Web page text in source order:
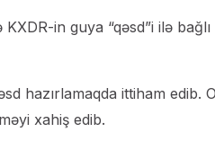
in guya “qəsd”i ilə bağlı
hazırlamaqda ittiham edib.
xahiş edib.